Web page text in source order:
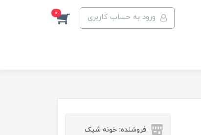
ورود به حساب کاربری 0
فروشنده: خونه شیک